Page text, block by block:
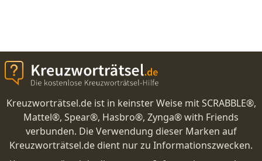
Kreuzworträtsel.de ist in keinster Weise mit SCRABBLE®,
Mattel®, Spear®, Hasbro®, Zynga® with Friends
verbunden. Die Verwendung dieser Marken auf
Kreuzworträtsel.de dient nur zu Informationszwecken.